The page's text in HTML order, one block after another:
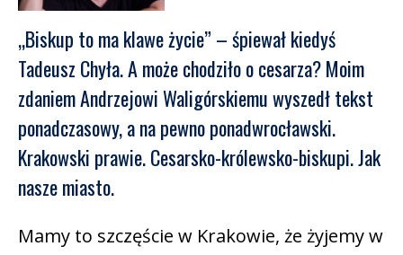
„Biskup to ma klawe życie” – śpiewał kiedyś
Tadeusz Chyła. A może chodziło o cesarza? Moim
zdaniem Andrzejowi Waligórskiemu wyszedł tekst
ponadczasowy, a na pewno ponadwrocławski.
Krakowski prawie. Cesarsko-królewsko-biskupi. Jak
nasze miasto.
Mamy to szczęście w Krakowie, że żyjemy w